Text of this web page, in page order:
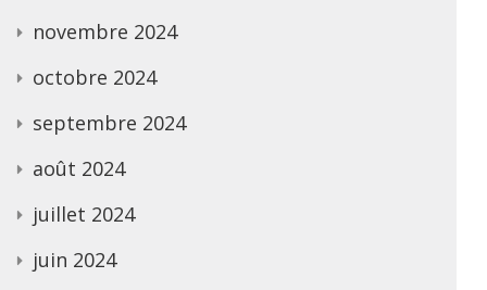
novembre 2024
octobre 2024
septembre 2024
août 2024
juillet 2024
juin 2024